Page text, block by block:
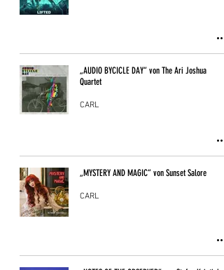
„AUDIO BYCICLE DAY“ von The Ari Joshua
Quartet
CARL
„MYSTERY AND MAGIC“ von Sunset Salore
CARL